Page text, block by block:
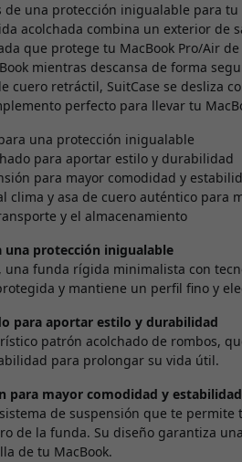
una protección inigualable para tu
acolchada combina un exterior de
que protege tu MacBook Pro/Air
mientras descansa de forma
cuero retráctil, SuitCase se desliza
perfecto para llevar tu
una protección inigualable
para aportar estilo y durabilidad
para mayor comodidad y
clima y asa de cuero auténtico para
y el almacenamiento
protección inigualable
una funda rígida minimalista con
y mantiene un perfil fino y
para aportar estilo y durabilidad
patrón acolchado de rombos,
para prolongar su vida útil.
para mayor comodidad y estabilidad
de suspensión que te permite
de la funda. Su diseño garantiza
de tu MacBook.